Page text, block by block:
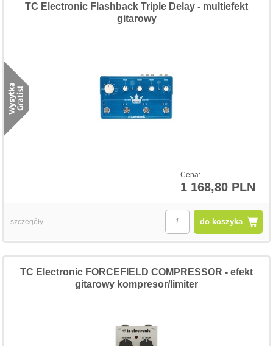
Cena:
1 168,80 PLN
TC Electronic Flashback Triple Delay - multiefekt
gitarowy
do koszyka
szczegóły
TC Electronic FORCEFIELD COMPRESSOR - efekt
gitarowy kompresor/limiter